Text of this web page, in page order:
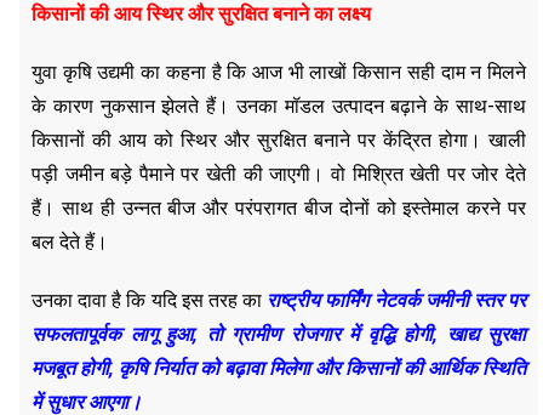
किसानों की आय स्थिर और सुरक्षित बनाने का लक्ष्य
युवा कृषि उद्यमी का कहना है कि आज भी लाखों किसान सही दाम न मिलने
के कारण नुकसान झेलते हैं। उनका मॉडल उत्पादन बढ़ाने के साथ-साथ
किसानों की आय को स्थिर और सुरक्षित बनाने पर केंद्रित होगा। खाली
पड़ी जमीन बड़े पैमाने पर खेती की जाएगी। वो मिश्रित खेती पर जोर देते
हैं। साथ ही उन्नत बीज और परंपरागत बीज दोनों को इस्तेमाल करने पर
बल देते हैं।
उनका दावा है कि यदि इस तरह का राष्ट्रीय फार्मिंग नेटवर्क जमीनी स्तर पर
सफलतापूर्वक लागू हुआ, तो ग्रामीण रोजगार में वृद्धि होगी, खाद्य सुरक्षा
मजबूत होगी, कृषि निर्यात को बढ़ावा मिलेगा और किसानों की आर्थिक स्थिति
में सुधार आएगा।